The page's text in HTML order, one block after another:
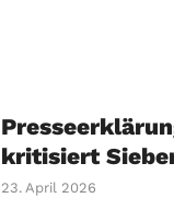
kritisiert
23. April 2026